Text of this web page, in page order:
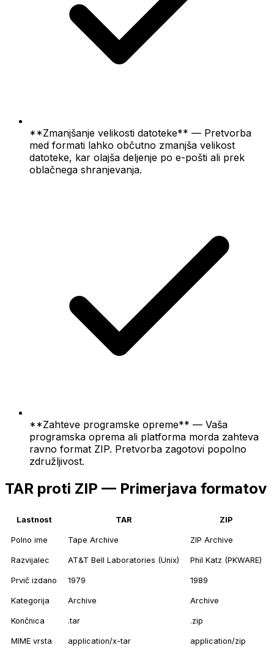
**Zmanjšanje velikosti datoteke** — Pretvorba
med formati lahko občutno zmanjša velikost
datoteke, kar olajša deljenje po e-pošti ali prek
oblačnega shranjevanja.
**Zahteve programske opreme** — Vaša
programska oprema ali platforma morda zahteva
ravno format ZIP. Pretvorba zagotovi popolno
združljivost.
TAR proti ZIP — Primerjava formatov
Lastnost TAR ZIP
Polno ime Tape Archive ZIP Archive
Razvijalec AT&T Bell Laboratories (Unix) Phil Katz (PKWARE)
Prvič izdano 1979 1989
Kategorija Archive Archive
Končnica .tar .zip
MIME vrsta application/x-tar application/zip